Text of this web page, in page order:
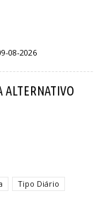
08-2026
ALTERNATIVO
Tipo Diário